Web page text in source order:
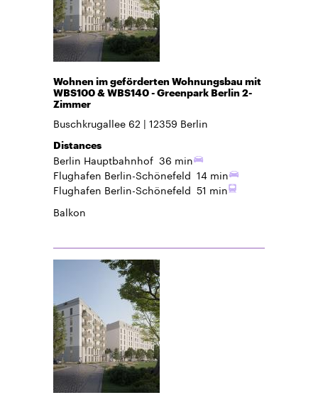
Wohnen im geförderten Wohnungsbau mit
WBS100 & WBS140 - Greenpark Berlin 2-
Zimmer
Buschkrugallee 62 12359 Berlin
Distances
Berlin Hauptbahnhof 36 min
Flughafen Berlin-Schönefeld 14 min
Flughafen Berlin-Schönefeld 51 min
Balkon